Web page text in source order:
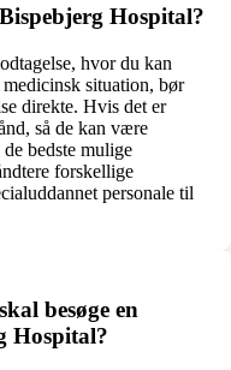
Hospital?
hvor du kan
situation, bør
direkte. Hvis det er
så de kan være
bedste mulige
forskellige
personale til
besøge en
Hospital?